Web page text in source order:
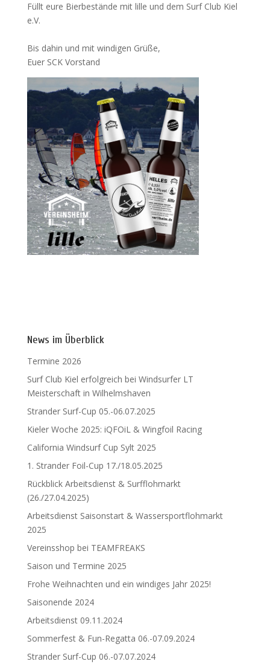
Füllt eure Bierbestände mit lille und dem Surf Club Kiel
e.V.
Bis dahin und mit windigen Grüße,
Euer SCK Vorstand
News im Überblick
Termine 2026
Surf Club Kiel erfolgreich bei Windsurfer LT
Meisterschaft in Wilhelmshaven
Strander Surf-Cup 05.-06.07.2025
Kieler Woche 2025: iQFOiL & Wingfoil Racing
California Windsurf Cup Sylt 2025
1. Strander Foil-Cup 17./18.05.2025
Rückblick Arbeitsdienst & Surfflohmarkt
(26./27.04.2025)
Arbeitsdienst Saisonstart & Wassersportflohmarkt
2025
Vereinsshop bei TEAMFREAKS
Saison und Termine 2025
Frohe Weihnachten und ein windiges Jahr 2025!
Saisonende 2024
Arbeitsdienst 09.11.2024
Sommerfest & Fun-Regatta 06.-07.09.2024
Strander Surf-Cup 06.-07.07.2024